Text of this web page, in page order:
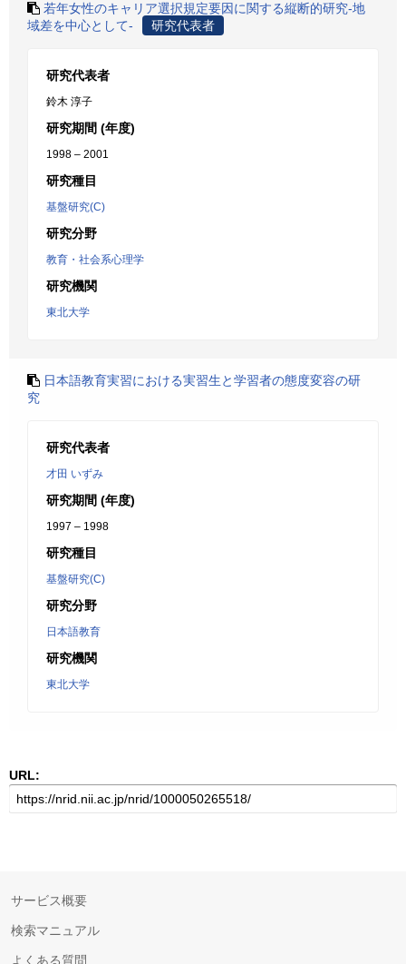
若年女性のキャリア選択規定要因に関する縦断的研究-地
域差を中心として-
研究代表者
研究代表者
鈴木 淳子
研究期間 (年度)
1998 – 2001
研究種目
基盤研究(C)
研究分野
教育・社会系心理学
研究機関
東北大学
日本語教育実習における実習生と学習者の態度変容の研
究
研究代表者
才田 いずみ
研究期間 (年度)
1997 – 1998
研究種目
基盤研究(C)
研究分野
日本語教育
研究機関
東北大学
URL:
サービス概要
検索マニュアル
よくある質問